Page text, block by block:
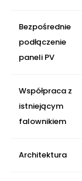
Bezpośrednie
podłączenie
paneli PV
Współpraca z
istniejącym
falownikiem
Architektura